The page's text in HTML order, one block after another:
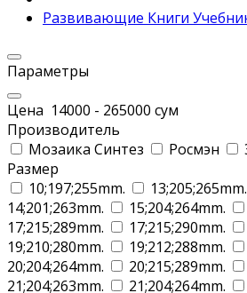
Развивающие Книги
Параметры
Цена 14000 - 265000 сум
Производитель
Мозаика Синтез
Росмэн
Размер
10;197;255mm.
13;205;265mm.
14;201;263mm.
15;204;264mm.
17;215;289mm.
17;215;290mm.
19;210;280mm.
19;212;288mm.
20;204;264mm.
20;215;289mm.
21;204;263mm.
21;204;264mm.